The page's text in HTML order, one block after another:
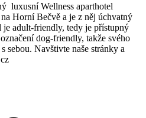
luxusní Wellness aparthotel
Horní Bečvě a je z něj úchvatný
adult-friendly, tedy je přístupný
dog-friendly, takže svého
sebou. Navštivte naše stránky a